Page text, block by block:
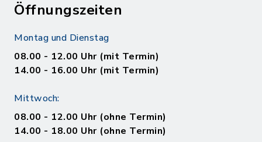
Öffnungszeiten
Montag und Dienstag
08.00 - 12.00 Uhr (mit Termin)
14.00 - 16.00 Uhr (mit Termin)
Mittwoch:
08.00 - 12.00 Uhr (ohne Termin)
14.00 - 18.00 Uhr (ohne Termin)